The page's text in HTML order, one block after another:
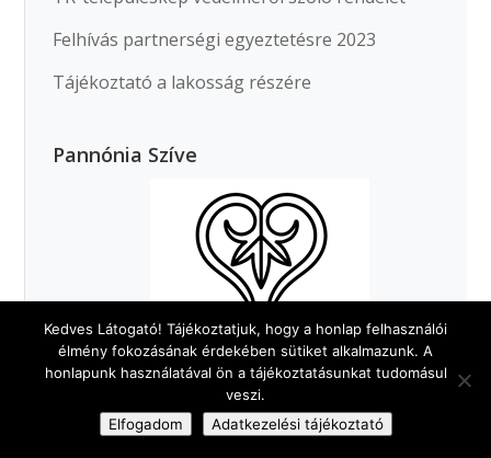
Felhívás partnerségi egyeztetésre 2023
Tájékoztató a lakosság részére
Pannónia Szíve
Kedves Látogató! Tájékoztatjuk, hogy a honlap felhasználói
élmény fokozásának érdekében sütiket alkalmazunk. A
honlapunk használatával ön a tájékoztatásunkat tudomásul
veszi.
Elfogadom
Adatkezelési tájékoztató